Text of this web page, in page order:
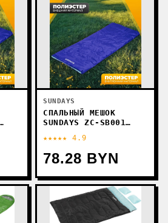
SUNDAYS
СПАЛЬНЫЙ МЕШОК
SUNDAYS ZC-SB001
★★★★★ 4.9
78.28 BYN